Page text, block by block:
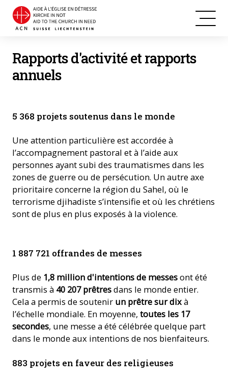
Rapports d'activité et rapports
annuels
5 368 projets soutenus dans le monde
Une attention particulière est accordée à
l’accompagnement pastoral et à l’aide aux
personnes ayant subi des traumatismes dans les
zones de guerre ou de persécution. Un autre axe
prioritaire concerne la région du Sahel, où le
terrorisme djihadiste s’intensifie et où les chrétiens
sont de plus en plus exposés à la violence.
1 887 721 offrandes de messes
Plus de 1,8 million d'intentions de messesont été
transmis à 40 207 prêtresdans le monde entier.
Cela a permis de soutenir un prêtre sur dixà
l’échelle mondiale. En moyenne, toutes les 17
secondes, une messe a été célébrée quelque part
dans le monde aux intentions de nos bienfaiteurs.
883 projets en faveur des religieuses